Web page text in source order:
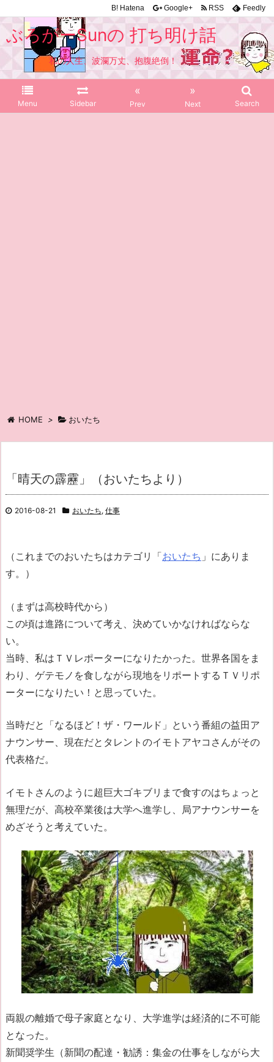
ぶろがーSunの 打ち明け話
私の人生、波瀾万丈、抱腹絶倒！
Menu Sidebar
«
Prev
»
Next Search
B! Hatena Google+ RSS Feedly
HOME > おいたち
「晴天の霹靂」（おいたちより）
2016-08-21 おいたち, 仕事
（これまでのおいたちはカテゴリ「おいたち 」にありま
す。）
（まずは高校時代から）
この頃は進路について考え、決めていかなければならな
い。
当時、私はＴＶレポーターになりたかった。世界各国をま
わり、ゲテモノを食しながら現地をリポートするＴＶリポ
ーターになりたい！と思っていた。
当時だと「なるほど！ザ・ワールド」という番組の益田ア
ナウンサー、現在だとタレントのイモトアヤコさんがその
代表格だ。
イモトさんのように超巨大ゴキブリまで食すのはちょっと
無理だが、高校卒業後は大学へ進学し、局アナウンサーを
めざそうと考えていた。
両親の離婚で母子家庭となり、大学進学は経済的に不可能
となった。
新聞奨学生（新聞の配達・勧誘：集金の仕事をしながら大